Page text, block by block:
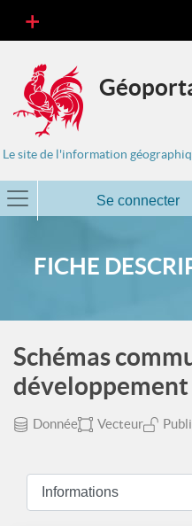
Le site de l'information
Se connecter
FICHE
Schémas
Donnée Vecteur